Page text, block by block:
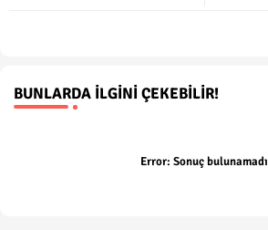
BUNLARDA İLGINI ÇEKEBILIR!
Error: Sonuç bulunamadı